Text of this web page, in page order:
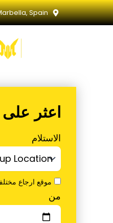
تخطي
إلى
Spain
اعثر على
الاستلام
موقع ارجاع
من